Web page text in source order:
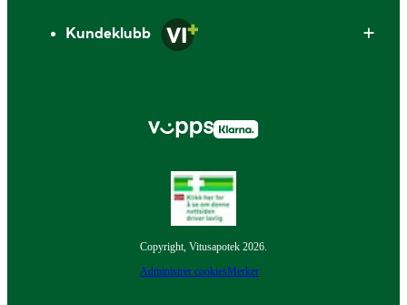
Kundeklubb
Copyright, Vitusapotek 2026.
Administrer cookiesMerker